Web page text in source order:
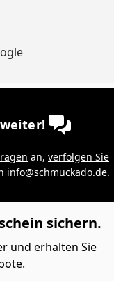
an, verfolgen Sie
info@schmuckado.de.
sichern.
und erhalten Sie